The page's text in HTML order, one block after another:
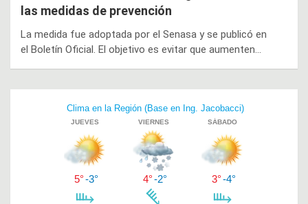
las medidas de prevención
La medida fue adoptada por el Senasa y se publicó en
el Boletín Oficial. El objetivo es evitar que aumenten…